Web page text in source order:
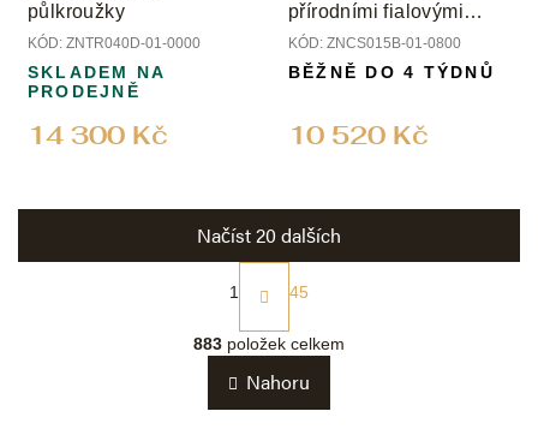
půlkroužky
KÓD: ZNTR040D-01-0000
14 300 Kč
SKLADEM NA
PRODEJNĚ
přírodními fialovými
ametysty
KÓD: ZNCS015B-01-0800
10 520 Kč
BĚŽNĚ DO 4 TÝDNŮ
v
l
á
d
Načíst 20 dalších
S
t
á
n
k
1 45
883 položek celkem
Nahoru